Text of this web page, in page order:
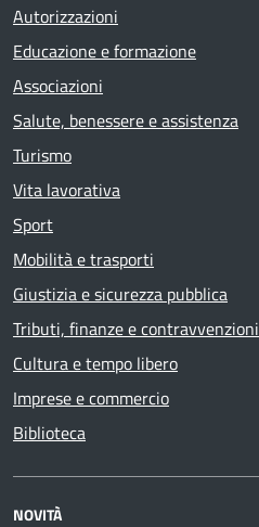
Autorizzazioni
Educazione e formazione
Associazioni
Salute, benessere e assistenza
Turismo
Vita lavorativa
Sport
Mobilità e trasporti
Giustizia e sicurezza pubblica
Tributi, finanze e contravvenzioni
Cultura e tempo libero
Imprese e commercio
Biblioteca
NOVITÀ